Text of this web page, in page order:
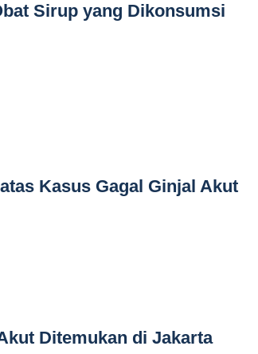
Sirup yang Dikonsumsi
Kasus Gagal Ginjal Akut
Ditemukan di Jakarta